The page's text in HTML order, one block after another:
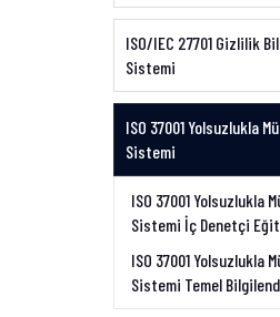
ISO/IEC 27701 Gizlilik
Sistemi
ISO 37001 Yolsuzlukla
Sistemi
ISO 37001 Yolsuzlukla
Sistemi İç Denetçi
ISO 37001 Yolsuzlukla
Sistemi Temel